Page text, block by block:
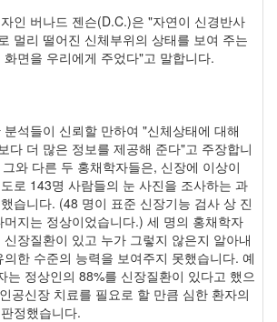
인 버나드 젠슨(D.C.)은 "자연이 신경반사
멀리 떨어진 신체부위의 상태를 보여 주는
면을 우리에게 주었다"고 말합니다.
석들이 신뢰할 만하여 "신체상태에 대해
다 더 많은 정보를 제공해 준다"고 주장합니
와 다른 두 홍채학자들은, 신장에 이상이
로 143명 사람들의 눈 사진을 조사하는 과
습니다. (48 명이 표준 신장기능 검사 상 진
지는 정상이었습니다.) 세 명의 홍채학자
장질환이 있고 누가 그렇지 않은지 알아내
한 수준의 능력을 보여주지 못했습니다. 예
는 정상인의 88%를 신장질환이 있다고 했으
공신장 치료를 필요로 할 만큼 심한 환자의
정했습니다.